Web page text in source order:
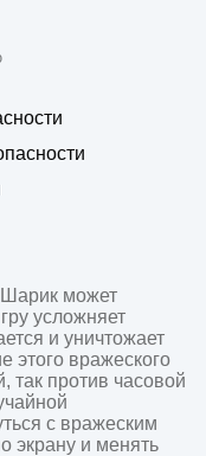
Шарик может
усложняет
и уничтожает
этого вражеского
так против часовой
с вражеским
экрану и менять